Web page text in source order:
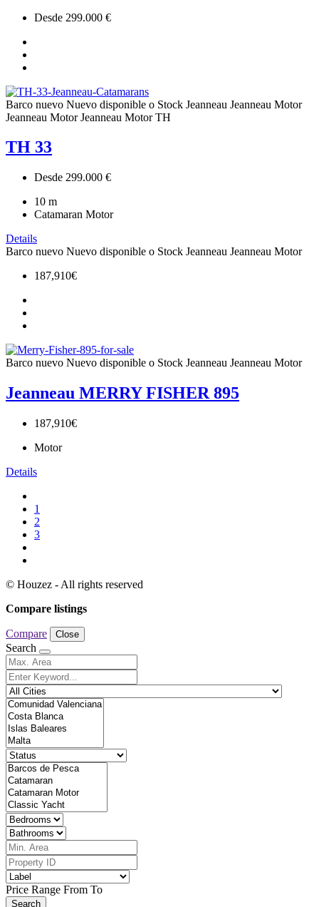
Desde 299.000 €
Barco nuevo Nuevo disponible o Stock Jeanneau Jeanneau Motor
Jeanneau MotorJeanneau MotorTH
TH 33
Desde 299.000 €
10 m
Catamaran Motor
Details
Barco nuevo Nuevo disponible o Stock Jeanneau Jeanneau Motor
187,910€
Barco nuevo Nuevo disponible o Stock Jeanneau Jeanneau Motor
Jeanneau MERRY FISHER 895
187,910€
Motor
Details
1
2
3
© Houzez - All rights reserved
Compare listings
Compare Close
Search
Price Range From To
Search